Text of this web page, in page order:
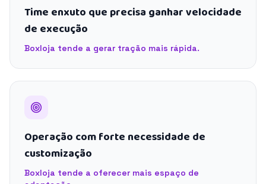
Time enxuto que precisa ganhar velocidade
de execução
Boxloja tende a gerar tração mais rápida.
Operação com forte necessidade de
customização
Boxloja tende a oferecer mais espaço de